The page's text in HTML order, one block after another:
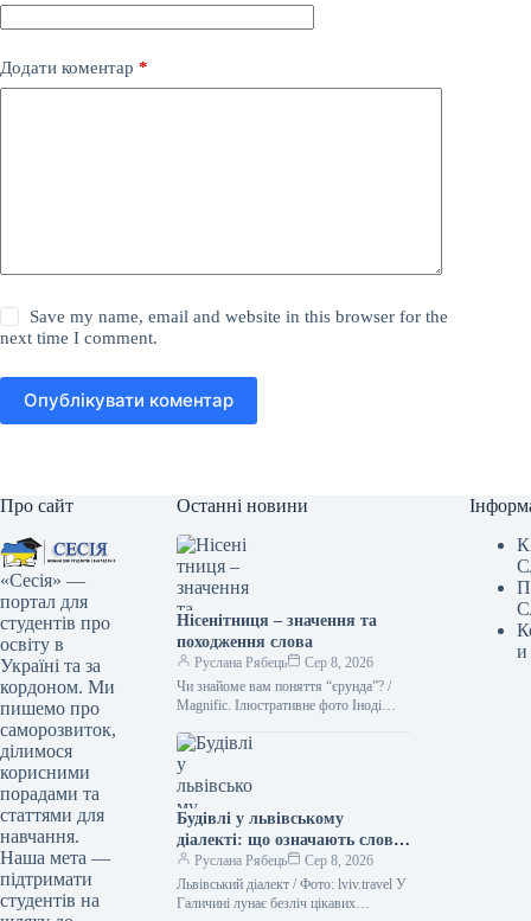
Додати коментар *
Save my name, email and website in this browser for the
next time I comment.
Опублікувати коментар
Про сайт
«Сесія» —
портал для
студентів про
освіту в
Україні та за
кордоном. Ми
пишемо про
саморозвиток,
ділимося
корисними
порадами та
статтями для
навчання.
Наша мета —
підтримати
студентів на
Останні новини
Нісенітниця – значення та
походження слова
Руслана Рябець
Сер 8, 2026
Чи знайоме вам поняття “єрунда”? /
Magnific. Ілюстративне фото Іноді
цікавішим за його сучасне значення.
Важко…
Будівлі у львівському
діалекті: що означають слова
“двірець”, “креденс”,
“кнайпа”
Руслана Рябець
Сер 8, 2026
Львівський діалект / Фото: lviv.travel У
Галичині лунає безліч цікавих
и